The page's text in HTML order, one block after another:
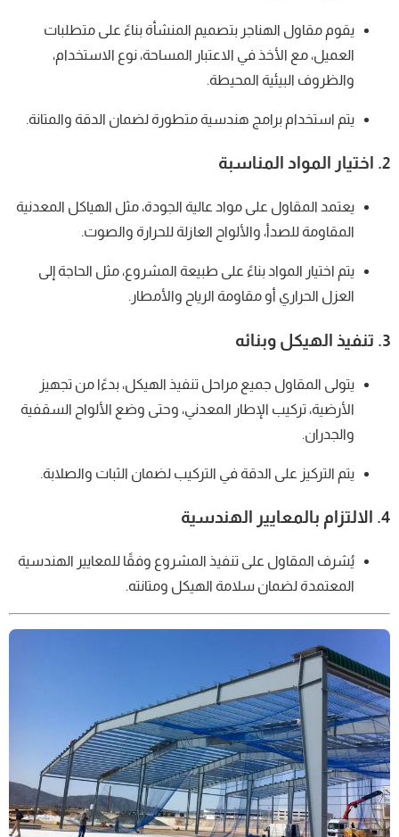
يقوم مقاول الهناجر بتصميم المنشأة بناءً على متطلبات
العميل، مع الأخذ في الاعتبار المساحة، نوع الاستخدام،
والظروف البيئية المحيطة.
يتم استخدام برامج هندسية متطورة لضمان الدقة والمتانة.
2. اختيار المواد المناسبة
يعتمد المقاول على مواد عالية الجودة، مثل الهياكل المعدنية
المقاومة للصدأ، والألواح العازلة للحرارة والصوت.
يتم اختيار المواد بناءً على طبيعة المشروع، مثل الحاجة إلى
العزل الحراري أو مقاومة الرياح والأمطار.
3. تنفيذ الهيكل وبنائه
يتولى المقاول جميع مراحل تنفيذ الهيكل، بدءًا من تجهيز
الأرضية، تركيب الإطار المعدني، وحتى وضع الألواح السقفية
والجدران.
يتم التركيز على الدقة في التركيب لضمان الثبات والصلابة.
4. الالتزام بالمعايير الهندسية
يُشرف المقاول على تنفيذ المشروع وفقًا للمعايير الهندسية
المعتمدة لضمان سلامة الهيكل ومتانته.